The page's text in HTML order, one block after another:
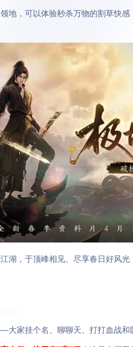
，可以体验秒杀万物的割草快感
，于顶峰相见、尽享春日好风光
挂个名、聊聊天、打打血战和